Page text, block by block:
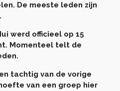
De meeste leden zijn
werd officieel op 15
Momenteel telt de
tachtig van de vorige
van een groep hier